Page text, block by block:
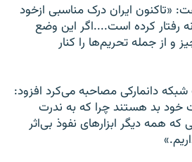
«تاکنون ایران درک مناسبی ازخود
رفتار کرده است....اگر این وضع
و از جمله تحریم‌ها را کنار
دانمارکی مصاحبه می‌کرد افزود:
خود بد هستند چرا که به ندرت
که همه دیگر ابزار‌های نفوذ بی‌اثر